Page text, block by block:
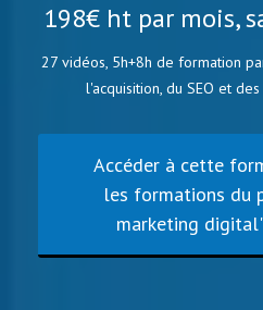
198€ ht par mois,
27 vidéos, 5h+8h de formation
l'acquisition, du SEO et
Accéder à cette
les formations du
marketing